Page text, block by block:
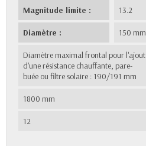
Magnitude limite : 13.2
Diamètre : 150 mm
Diamètre maximal frontal pour l'ajout
d'une résistance chauffante, pare-
buée ou filtre solaire : 190/191 mm
1800 mm
12